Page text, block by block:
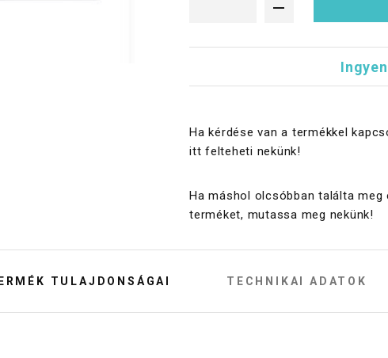
Ha kérdése van a termékkel
itt felteheti nekünk!
Ha máshol olcsóbban találta meg
terméket, mutassa meg nekünk!
TULAJDONSÁGAI TECHNIKAI ADATOK